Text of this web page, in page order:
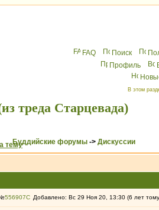
FAQ Поиск
Профиль
В этом
треда Старцевада)
Буддийские форумы -> Дискуссии
556907 Добавлено: Вс 29 Ноя 20, 13:30 (6 лет